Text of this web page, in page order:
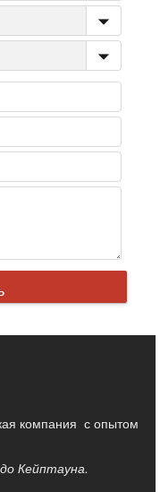
компания с опытом
Кейптауна.